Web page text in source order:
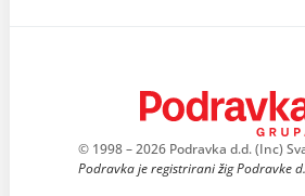
© 1998 – 2026 Podravka d.d. (Inc)
Podravka je registrirani žig Podravke